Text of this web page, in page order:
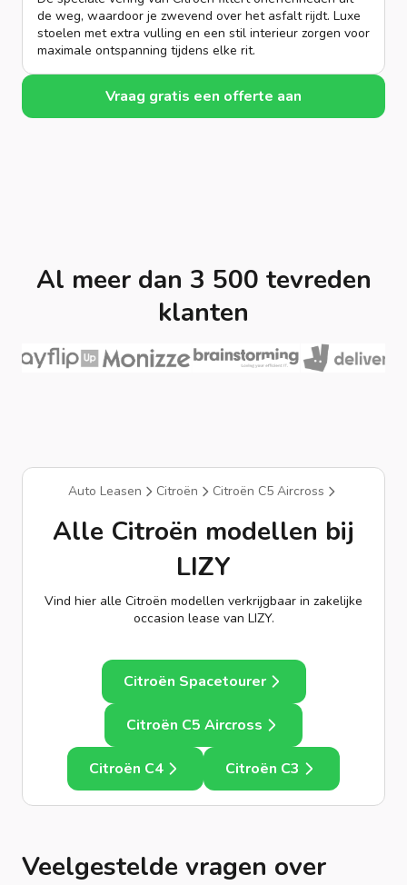
de weg, waardoor je zwevend over het asfalt rijdt. Luxe
stoelen met extra vulling en een stil interieur zorgen voor
maximale ontspanning tijdens elke rit.
Vraag gratis een offerte aan
Al meer dan 3 500 tevreden
klanten
Auto Leasen Citroën Citroën C5 Aircross
Alle Citroën modellen bij
LIZY
Vind hier alle Citroën modellen verkrijgbaar in zakelijke
occasion lease van LIZY.
Citroën Spacetourer
Citroën C5 Aircross
Citroën C4 Citroën C3
Veelgestelde vragen over